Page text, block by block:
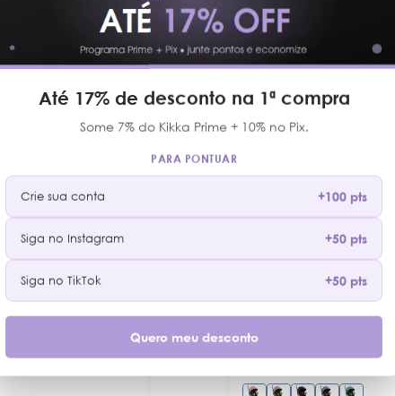
Veja os Best Sellers
CARRINHO DE BEBÊ
R$ 499,00
em até 10x de R$ 49,90
- 38% OFF
(4)
Até 17% de desconto na 1ª compra
Some 7% do Kikka Prime + 10% no Pix.
PARA PONTUAR
Crie sua conta +100 pts
Siga no Instagram +50 pts
Siga no TikTok +50 pts
Quero meu desconto